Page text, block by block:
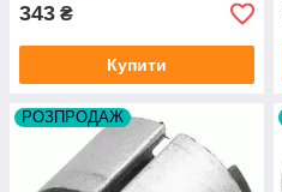
343 ₴
Купити
РОЗПРОДАЖ